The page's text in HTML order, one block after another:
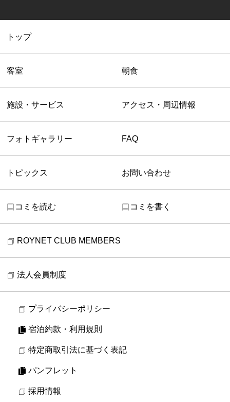
トップ
客室 朝食
施設・サービス アクセス・周辺情報
フォトギャラリー FAQ
トピックス お問い合わせ
口コミを読む 口コミを書く
ROYNET CLUB MEMBERS
法人会員制度
プライバシーポリシー
宿泊約款・利用規則
特定商取引法に基づく表記
パンフレット
採用情報